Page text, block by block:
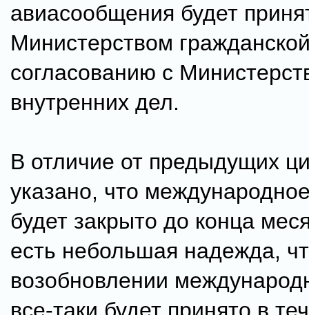
авиасообщения будет
Министерством
согласованию с
внутренних дел.
В отличие от предыдущих
указано, что
будет закрыто до конца
есть небольшая надежда,
возобновлении